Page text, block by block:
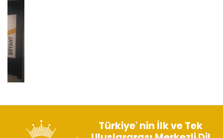
Türkiye' nin İlk ve Tek